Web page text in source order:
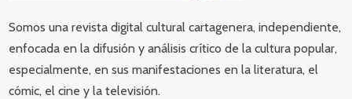
Somos una revista digital cultural cartagenera, independiente,
enfocada en la difusión y análisis crítico de la cultura popular,
especialmente, en sus manifestaciones en la literatura, el
cómic, el cine y la televisión.